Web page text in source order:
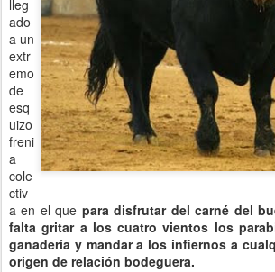
lleg
ado
a un
extr
emo
de
esq
uizo
freni
a
cole
ctiv
a en el que para disfrutar del carné del
falta gritar a los cuatro vientos los
ganadería y mandar a los infiernos a
origen de relación bodeguera.